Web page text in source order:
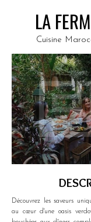
LA
Cuisine
Découvrez les saveurs
au cœur d'une oasis